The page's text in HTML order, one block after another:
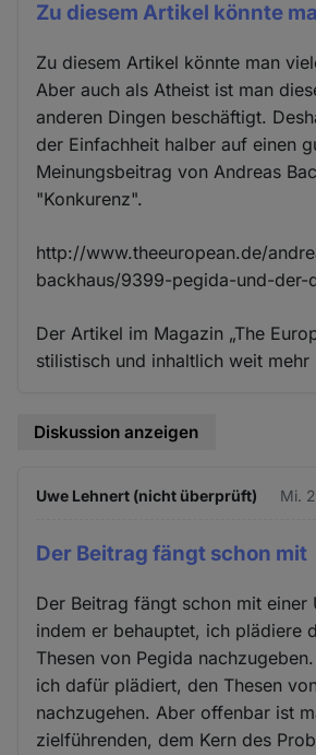
Zu diesem Artikel könnte
Zu diesem Artikel könnte man
Aber auch als Atheist ist man
anderen Dingen beschäftigt.
der Einfachheit halber auf einen
Meinungsbeitrag von Andreas
"Konkurenz".
http://www.theeuropean.de/
backhaus/9399-pegida-und-der-
Der Artikel im Magazin „The
stilistisch und inhaltlich weit mehr
Diskussion anzeigen
Uwe Lehnert (nicht überprüft) Mi.
Der Beitrag fängt schon mit
Der Beitrag fängt schon mit einer
indem er behauptet, ich plädiere
Thesen von Pegida
ich dafür plädiert, den Thesen
nachzugehen. Aber offenbar ist
zielführenden, dem Kern des